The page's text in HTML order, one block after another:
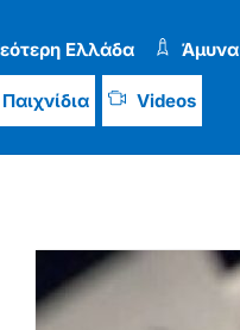
Ελλάδα Άμυνα
Παιχνίδια Videos